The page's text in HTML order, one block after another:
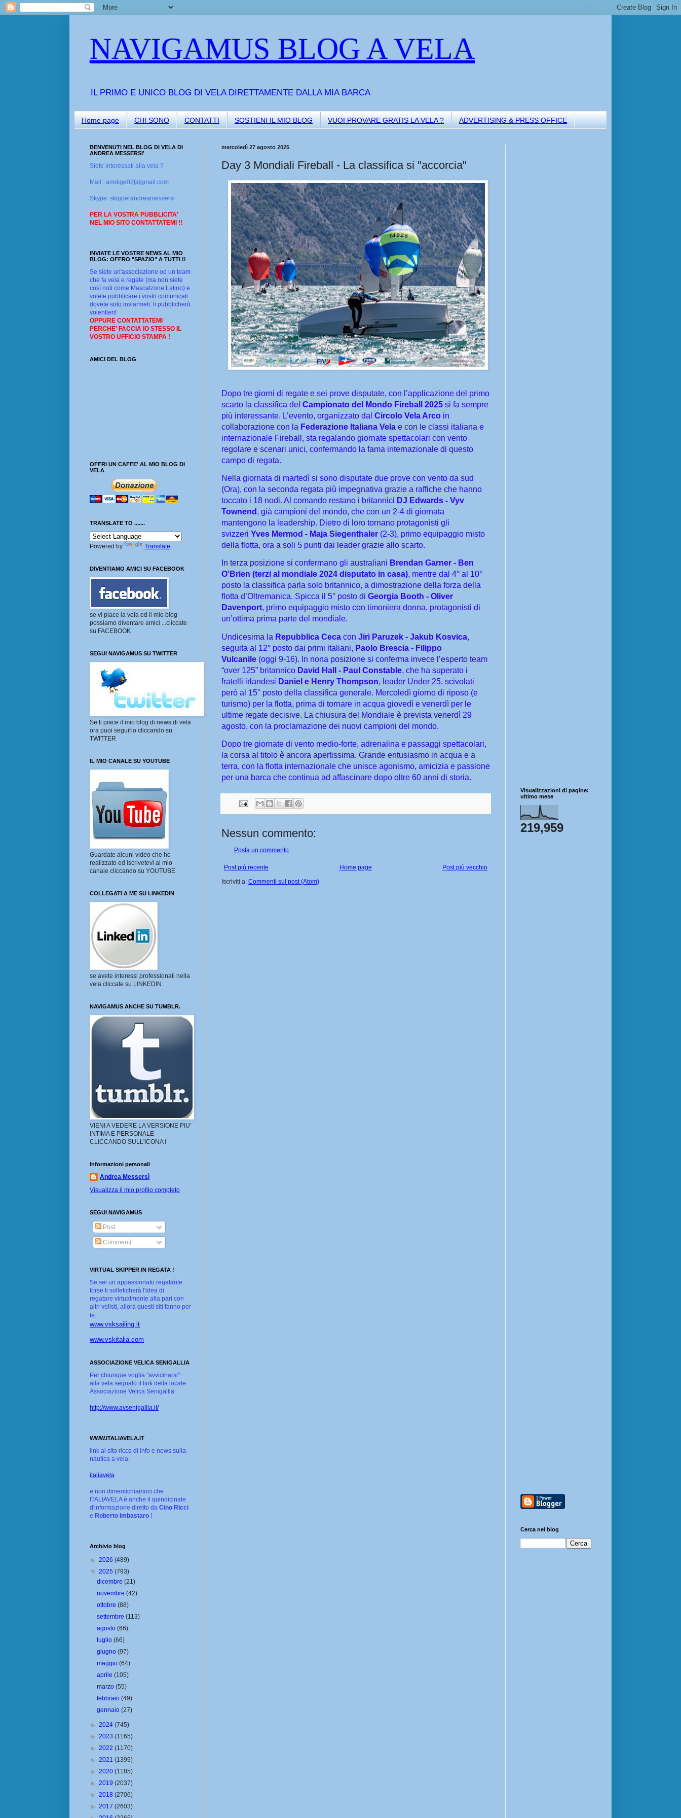
NAVIGAMUS BLOG A VELA
IL PRIMO E UNICO BLOG DI VELA DIRETTAMENTE DALLA MIA BARCA
Home page CHI SONO CONTATTI SOSTIENI IL MIO BLOG VUOI PROVARE GRATIS LA VELA ? ADVERTISING & PRESS OFFICE
mercoledì 27 agosto 2025
Day 3 Mondiali Fireball - La classifica si "accorcia"
Dopo tre giorni di regate e sei prove disputate, con l’applicazione del primo
scarto la classifica del Campionato del Mondo Fireball 2025 si fa sempre
più interessante. L’evento, organizzato dal Circolo Vela Arco in
collaborazione con la Federazione Italiana Vela e con le classi italiana e
internazionale Fireball, sta regalando giornate spettacolari con vento
regolare e scenari unici, confermando la fama internazionale di questo
campo di regata.
Nella giornata di martedì si sono disputate due prove con vento da sud
(Ora), con la seconda regata più impegnativa grazie a raffiche che hanno
toccato i 18 nodi. Al comando restano i britannici DJ Edwards - Vyv
Townend , già campioni del mondo, che con un 2-4 di giornata
mantengono la leadership. Dietro di loro tornano protagonisti gli
svizzeri Yves Mermod - Maja Siegenthaler (2-3), primo equipaggio misto
della flotta, ora a soli 5 punti dai leader grazie allo scarto.
In terza posizione si confermano gli australiani Brendan Garner - Ben
O’Brien (terzi al mondiale 2024 disputato in casa), mentre dal 4° al 10°
posto la classifica parla solo britannico, a dimostrazione della forza della
flotta d’Oltremanica. Spicca il 5° posto di Georgia Booth - Oliver
Davenport, primo equipaggio misto con timoniera donna, protagonisti di
un’ottima prima parte del mondiale.
Undicesima la Repubblica Ceca con Jiri Paruzek - Jakub Kosvica,
seguita al 12° posto dai primi italiani, Paolo Brescia - Filippo
Vulcanile (oggi 9-16). In nona posizione si conferma invece l’esperto team
“over 125” britannico David Hall - Paul Constable, che ha superato i
fratelli irlandesi Daniel e Henry Thompson, leader Under 25, scivolati
però al 15° posto della classifica generale. Mercoledì giorno di riposo (e
turismo) per la flotta, prima di tornare in acqua giovedì e venerdì per le
ultime regate decisive. La chiusura del Mondiale è prevista venerdì 29
agosto, con la proclamazione dei nuovi campioni del mondo.
Dopo tre giornate di vento medio-forte, adrenalina e passaggi spettacolari,
la corsa al titolo è ancora apertissima. Grande entusiasmo in acqua e a
terra, con la flotta internazionale che unisce agonismo, amicizia e passione
per una barca che continua ad affascinare dopo oltre 60 anni di storia.
Nessun commento:
Posta un commento
Post più recente Post più vecchio
Home page
Iscriviti a: Commenti sul post (Atom)
BENVENUTI NEL BLOG DI VELA DI
ANDREA MESSERSI'
Siete interessati alla vela ?
Mail : amdige02[a]gmail.com
Skype: skipperandreamessersi
PER LA VOSTRA PUBBLICITA'
NEL MIO SITO CONTATTATEMI !!
INVIATE LE VOSTRE NEWS AL MIO
BLOG: OFFRO "SPAZIO" A TUTTI !!
Se siete un'associazione od un team
che fa vela e regate (ma non siete
così noti come Mascalzone Latino) e
volete pubblicare i vostri comunicati
dovete solo inviarmeli: li pubblicherò
volentieri!
OPPURE CONTATTATEMI
PERCHE' FACCIA IO STESSO IL
VOSTRO UFFICIO STAMPA !
AMICI DEL BLOG
OFFRI UN CAFFE' AL MIO BLOG DI
VELA
TRANSLATE TO .......
Powered by Translate
DIVENTIAMO AMICI SU FACEBOOK
se vi piace la vela ed il mio blog
possiamo diventare amici ...cliccate
su FACEBOOK
SEGUI NAVIGAMUS SU TWITTER
Se ti piace il mio blog di news di vela
ora puoi seguirlo cliccando su
TWITTER
IL MIO CANALE SU YOUTUBE
Guardate alcuni video che ho
realizzato ed iscrivetevi al mio
canale cliccando su YOUTUBE
COLLEGATI A ME SU LINKEDIN
se avete interessi professionali nella
vela cliccate su LINKEDIN
NAVIGAMUS ANCHE SU TUMBLR.
VIENI A VEDERE LA VERSIONE PIU'
INTIMA E PERSONALE
CLICCANDO SULL'ICONA !
Informazioni personali
Andrea Messersì
Visualizza il mio profilo completo
SEGUI NAVIGAMUS
Post
Commenti
VIRTUAL SKIPPER IN REGATA !
Se sei un appassionato regatante
forse ti solleticherà l'idea di
regatare virtualmente alla pari con
altri velisti, allora questi siti fanno per
te:
www.vsksailing.it
www.vskitalia.com
ASSOCIAZIONE VELICA SENIGALLIA
Per chiunque voglia "avvicinarsi"
alla vela segnalo il link della locale
Associazione Velica Senigallia:
http://www.avsenigallia.it/
WWW.ITALIAVELA.IT
link al sito ricco di info e news sulla
nautica a vela:
italiavela
e non dimentichiamoci che
ITALIAVELA è anche il quindicinale
d'informazione diretto da Cino Ricci
e Roberto Imbastaro !
Archivio blog
► 2026 (489)
▼ 2025 (793)
dicembre(21)
novembre(42)
ottobre(88)
settembre(113)
agosto(66)
luglio(66)
giugno(97)
maggio(64)
aprile(105)
marzo(55)
febbraio(49)
gennaio(27)
► 2024 (745)
► 2023 (1165)
► 2022 (1170)
► 2021 (1399)
► 2020 (1185)
► 2019 (2037)
► 2018 (2706)
► 2017 (2603)
Visualizzazioni di pagine:
ultimo mese
219,959
Cerca nel blog